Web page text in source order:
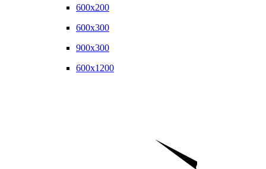
600x200
600x300
900x300
600x1200